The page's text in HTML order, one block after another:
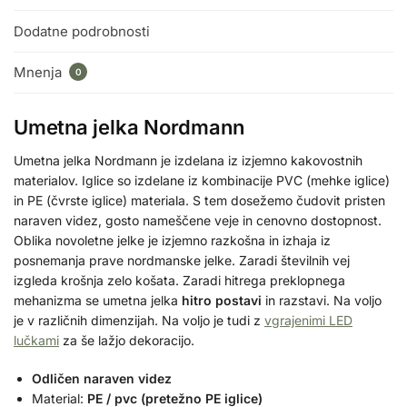
Dodatne podrobnosti
Mnenja 0
Umetna jelka Nordmann
Umetna jelka Nordmann je izdelana iz izjemno kakovostnih
materialov. Iglice so izdelane iz kombinacije PVC (mehke iglice)
in PE (čvrste iglice) materiala. S tem dosežemo čudovit pristen
naraven videz, gosto nameščene veje in cenovno dostopnost.
Oblika novoletne jelke je izjemno razkošna in izhaja iz
posnemanja prave nordmanske jelke. Zaradi številnih vej
izgleda krošnja zelo košata. Zaradi hitrega preklopnega
mehanizma se umetna jelka hitro postavi in razstavi. Na voljo
je v različnih dimenzijah. Na voljo je tudi z vgrajenimi LED
lučkami za še lažjo dekoracijo.
Odličen naraven videz
Material: PE / pvc (pretežno PE iglice)